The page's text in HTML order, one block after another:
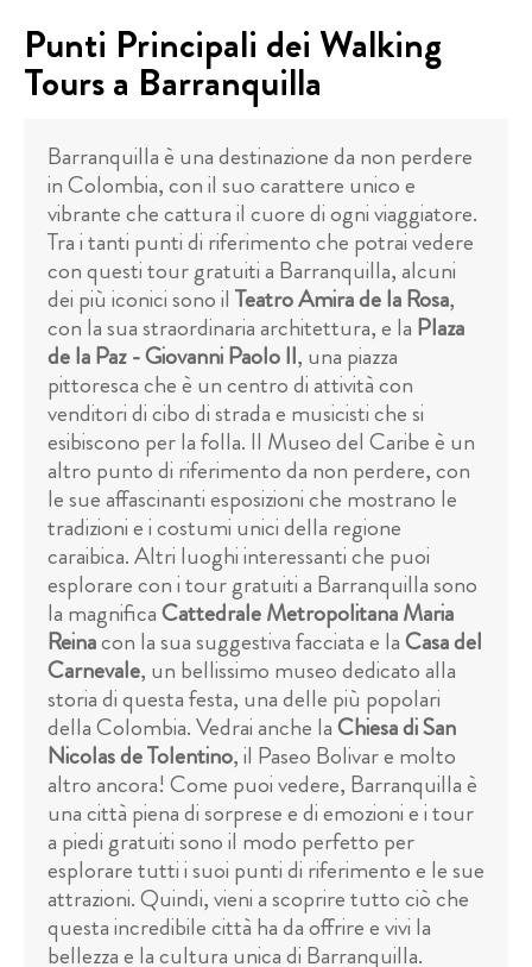
Punti Principali dei Walking
Tours a Barranquilla
Barranquilla è una destinazione da non perdere
in Colombia, con il suo carattere unico e
vibrante che cattura il cuore di ogni viaggiatore.
Tra i tanti punti di riferimento che potrai vedere
con questi tour gratuiti a Barranquilla, alcuni
dei più iconici sono il Teatro Amira de la Rosa,
con la sua straordinaria architettura, e la Plaza
de la Paz - Giovanni Paolo II, una piazza
pittoresca che è un centro di attività con
venditori di cibo di strada e musicisti che si
esibiscono per la folla. Il Museo del Caribe è un
altro punto di riferimento da non perdere, con
le sue affascinanti esposizioni che mostrano le
tradizioni e i costumi unici della regione
caraibica. Altri luoghi interessanti che puoi
esplorare con i tour gratuiti a Barranquilla sono
la magnificaCattedrale Metropolitana Maria
Reinacon la sua suggestiva facciata e laCasa del
Carnevale, un bellissimo museo dedicato alla
storia di questa festa, una delle più popolari
della Colombia. Vedrai anche laChiesa di San
Nicolas de Tolentino, il Paseo Bolivar e molto
altro ancora! Come puoi vedere, Barranquilla è
una città piena di sorprese e di emozioni e i tour
a piedi gratuiti sono il modo perfetto per
esplorare tutti i suoi punti di riferimento e le sue
attrazioni. Quindi, vieni a scoprire tutto ciò che
questa incredibile città ha da offrire e vivi la
bellezza e la cultura unica di Barranquilla.